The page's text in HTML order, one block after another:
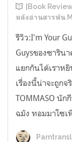
[Book
หลังอ่านสารพัน
รีวิว:I'm Your
Guysของซาริน
แยกกันได้เราห
เรื่องนี้น่าจะถูกจ
TOMMASO นั
ฉมัง ทอมมาโซเ